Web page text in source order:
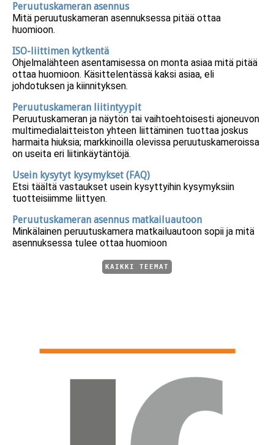
Peruutuskameran asennus
Mitä peruutuskameran asennuksessa pitää ottaa
huomioon.
ISO-liittimen kytkentä
Ohjelmalähteen asentamisessa on monta asiaa mitä pitää
ottaa huomioon. Käsittelentässä kaksi asiaa, eli
johdotuksen ja kiinnityksen.
Peruutuskameran liitintyypit
Peruutuskameran ja näytön tai vaihtoehtoisesti ajoneuvon
multimedialaitteiston yhteen liittäminen tuottaa joskus
harmaita hiuksia; markkinoilla olevissa peruutuskameroissa
on useita eri liitinkäytäntöjä.
Usein kysytyt kysymykset (FAQ)
Etsi täältä vastaukset usein kysyttyihin kysymyksiin
tuotteisiimme liittyen.
Peruutuskameran asennus matkailuautoon
Minkälainen peruutuskamera matkailuautoon sopii ja mitä
asennuksessa tulee ottaa huomioon
KAIKKI TEEMAT